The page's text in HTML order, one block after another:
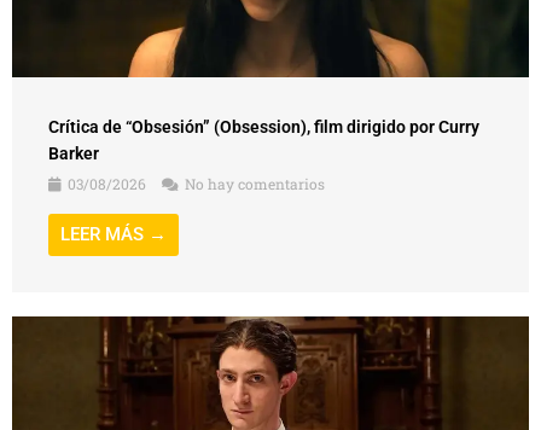
Crítica de “Obsesión” (Obsession), film dirigido por Curry
Barker
03/08/2026
No hay comentarios
LEER MÁS →